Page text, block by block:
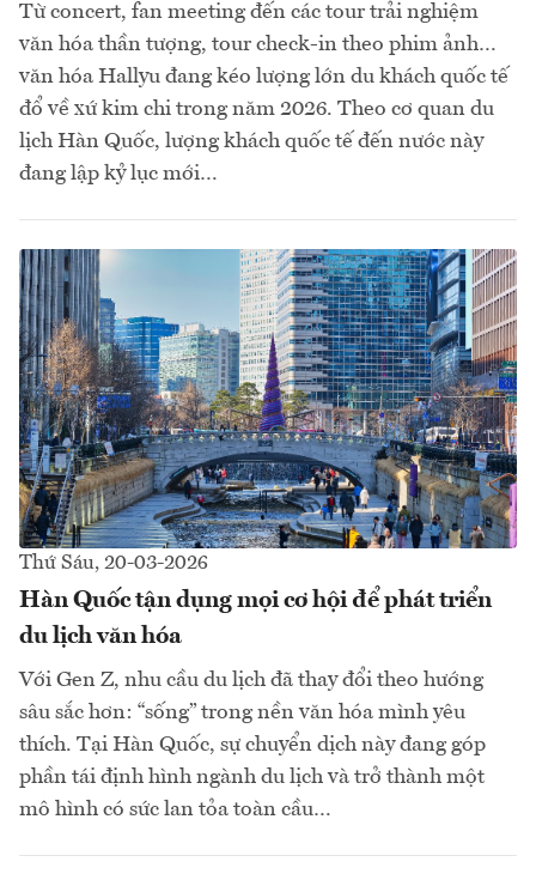
Từ concert, fan meeting đến các tour trải nghiệm
văn hóa thần tượng, tour check-in theo phim ảnh…
văn hóa Hallyu đang kéo lượng lớn du khách quốc tế
đổ về xứ kim chi trong năm 2026. Theo cơ quan du
lịch Hàn Quốc, lượng khách quốc tế đến nước này
đang lập kỷ lục mới…
Thứ Sáu, 20-03-2026
Hàn Quốc tận dụng mọi cơ hội để phát triển
du lịch văn hóa
Với Gen Z, nhu cầu du lịch đã thay đổi theo hướng
sâu sắc hơn: “sống” trong nền văn hóa mình yêu
thích. Tại Hàn Quốc, sự chuyển dịch này đang góp
phần tái định hình ngành du lịch và trở thành một
mô hình có sức lan tỏa toàn cầu…